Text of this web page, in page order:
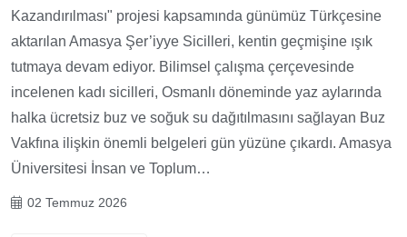
Kazandırılması" projesi kapsamında günümüz Türkçesine
aktarılan Amasya Şer’iyye Sicilleri, kentin geçmişine ışık
tutmaya devam ediyor. Bilimsel çalışma çerçevesinde
incelenen kadı sicilleri, Osmanlı döneminde yaz aylarında
halka ücretsiz buz ve soğuk su dağıtılmasını sağlayan Buz
Vakfına ilişkin önemli belgeleri gün yüzüne çıkardı. Amasya
Üniversitesi İnsan ve Toplum…
02 Temmuz 2026